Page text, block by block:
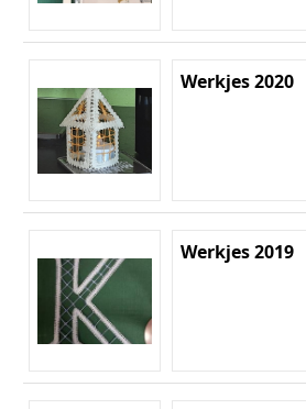
Werkjes 2020
Werkjes 2019